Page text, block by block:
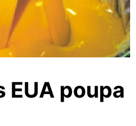
EUA poupa